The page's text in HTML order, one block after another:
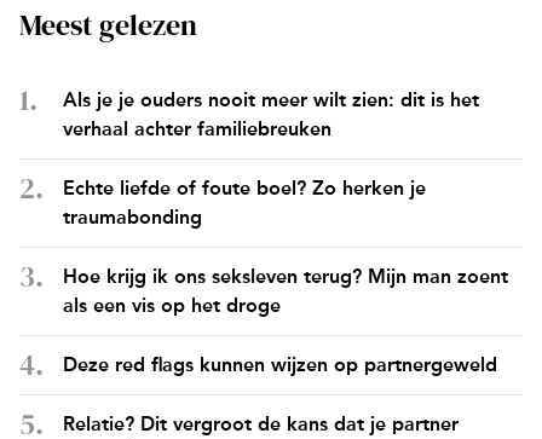
Meest gelezen
Als je je ouders nooit meer wilt zien: dit is het
verhaal achter familiebreuken
Echte liefde of foute boel? Zo herken je
traumabonding
Hoe krijg ik ons seksleven terug? Mijn man zoent
als een vis op het droge
Deze red flags kunnen wijzen op partnergeweld
Relatie? Dit vergroot de kans dat je partner